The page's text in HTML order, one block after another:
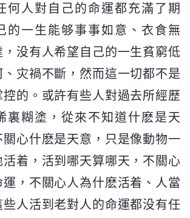
何人對自己的命運都充滿了期
的一生能够事事如意、衣食無
没有人希望自己的一生貧窮低
灾禍不斷，然而這一切都不是
控的。或許有些人對過去所經歷
裏糊塗，從來不知道什麽是天
心什麽是天意，只是像動物一
着，活到哪天算哪天，不關心
，不關心人為什麽活着、人當
人活到老對人的命運都没有任